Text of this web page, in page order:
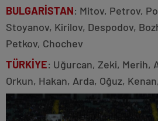
BULGARİSTAN: Mitov, Petrov,
Stoyanov, Kirilov, Despodov,
Petkov, Chochev
TÜRKİYE: Uğurcan, Zeki, Merih,
Orkun, Hakan, Arda, Oğuz,